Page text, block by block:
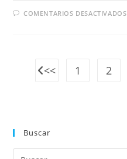
COMENTARIOS DESACTIVADOS
1 2
Buscar